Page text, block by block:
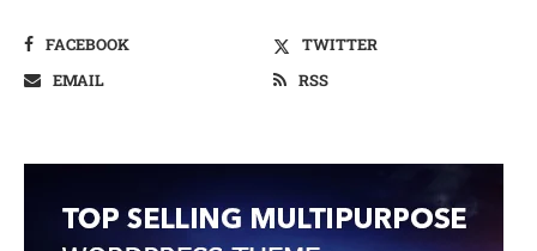
FACEBOOK
TWITTER
EMAIL
RSS